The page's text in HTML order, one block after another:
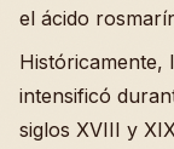
el ácido
Históricamente,
intensificó
siglos XVIII y